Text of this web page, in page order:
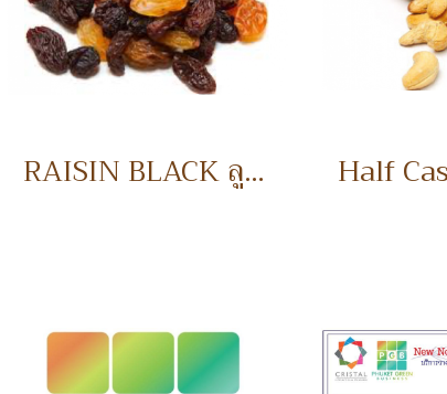
RAISIN BLACK ลูกเกดดำ